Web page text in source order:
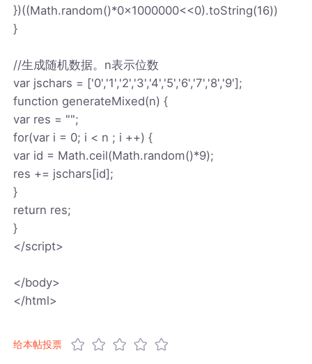
})((Math.random()*0x1000000<<0).toString(16))
}
//生成随机数据。n表示位数
var jschars = ['0','1','2','3','4','5','6','7','8','9'];
function generateMixed(n) {
var res = "";
for(var i = 0; i < n ; i ++) {
var id = Math.ceil(Math.random()*9);
res += jschars[id];
}
return res;
}
</script>
</body>
</html>
给本帖投票